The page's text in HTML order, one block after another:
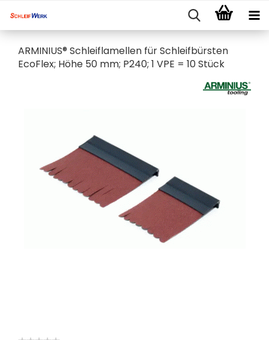
ARMINIUS® Schleiflamellen für Schleifbürsten
EcoFlex; Höhe 50 mm; P240; 1 VPE = 10 Stück